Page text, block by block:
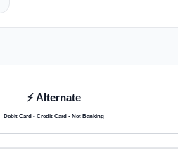
⚡ Alternate
Debit Card • Credit Card • Net Banking